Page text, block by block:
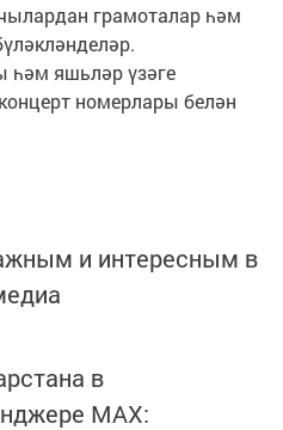
грамоталар һәм
һәм яшьләр үзәге
номерлары белән
и интересным в
в
MАХ: